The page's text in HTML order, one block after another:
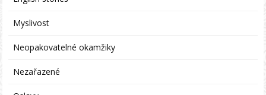
Myslivost
Neopakovatelné okamžiky
Nezařazené